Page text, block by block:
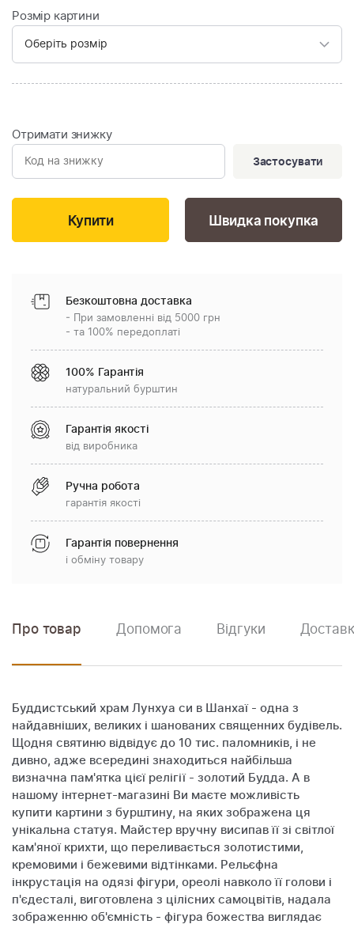
Розмір картини
Отримати знижку
Застосувати
Швидка покупка
Безкоштовна доставка
- При замовленні від 5000 грн
- та 100% передоплаті
100% Гарантія
натуральний бурштин
Гарантія якості
від виробника
Ручна робота
гарантія якості
Гарантія повернення
і обміну товару
Про товар Допомога Відгуки
Буддистський храм Лунхуа си в Шанхаї - одна з
найдавніших, великих і шанованих священних будівель.
Щодня святиню відвідує до 10 тис. паломників, і не
дивно, адже всередині знаходиться найбільша
визначна пам'ятка цієї релігії - золотий Будда. А в
нашому інтернет-магазині Ви маєте можливість
купити картини з бурштину, на яких зображена ця
унікальна статуя. Майстер вручну висипав її зі світлої
кам'яної крихти, що переливається золотистими,
кремовими і бежевими відтінками. Рельєфна
інкрустація на одязі фігури, ореолі навколо її голови і
п'єдесталі, виготовлена з цілісних самоцвітів, надала
зображенню об'ємність - фігура божества виглядає